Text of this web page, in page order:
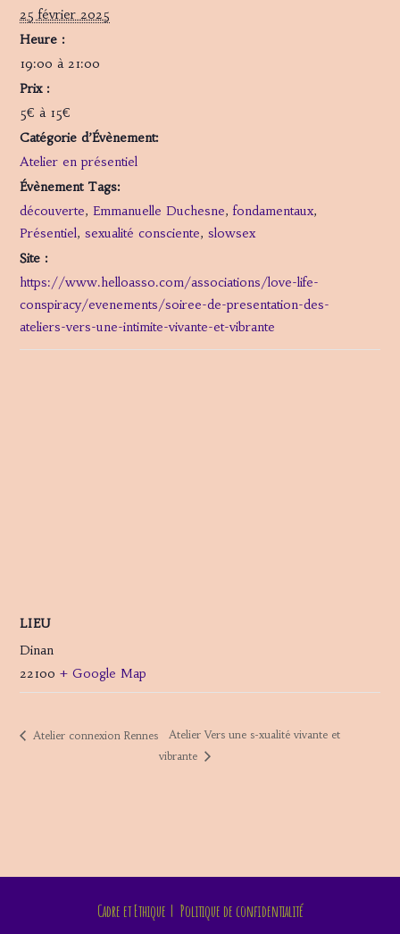
25 février 2025
Heure :
19:00 à 21:00
Prix :
5€ à 15€
Catégorie d’Évènement:
Atelier en présentiel
Évènement Tags:
découverte,Emmanuelle Duchesne,fondamentaux,
Présentiel,sexualité consciente,slowsex
Site :
https://www.helloasso.com/associations/love-life-
conspiracy/evenements/soiree-de-presentation-des-
ateliers-vers-une-intimite-vivante-et-vibrante
LIEU
Dinan
22100 + Google Map
Atelier connexion Rennes
Atelier Vers une s-xualité vivante et
vibrante
Cadre et Ethique Politique de confidentialité